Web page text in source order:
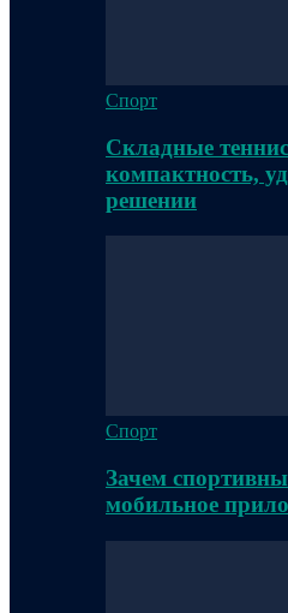
Спорт
Складные
компактность,
решении
Спорт
Зачем
мобильное